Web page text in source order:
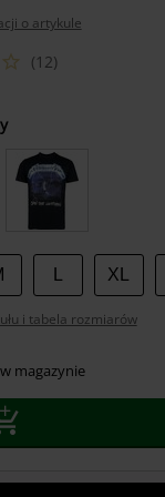
o artykule
(12)
XL
i tabela rozmiarów
magazynie